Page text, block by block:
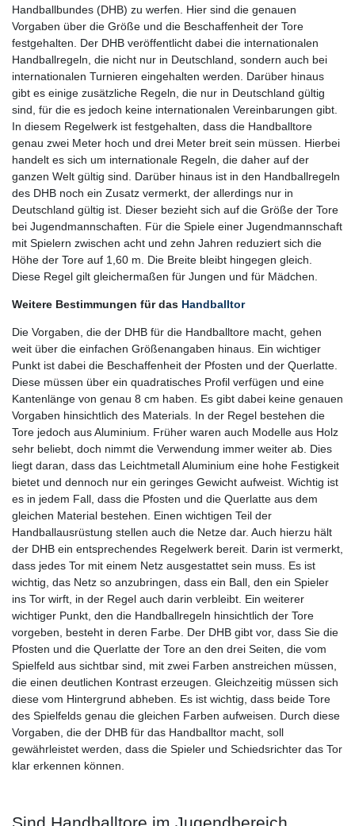
Handballbundes (DHB) zu werfen. Hier sind die genauen
Vorgaben über die Größe und die Beschaffenheit der Tore
festgehalten. Der DHB veröffentlicht dabei die internationalen
Handballregeln, die nicht nur in Deutschland, sondern auch bei
internationalen Turnieren eingehalten werden. Darüber hinaus
gibt es einige zusätzliche Regeln, die nur in Deutschland gültig
sind, für die es jedoch keine internationalen Vereinbarungen gibt.
In diesem Regelwerk ist festgehalten, dass die Handballtore
genau zwei Meter hoch und drei Meter breit sein müssen. Hierbei
handelt es sich um internationale Regeln, die daher auf der
ganzen Welt gültig sind. Darüber hinaus ist in den Handballregeln
des DHB noch ein Zusatz vermerkt, der allerdings nur in
Deutschland gültig ist. Dieser bezieht sich auf die Größe der Tore
bei Jugendmannschaften. Für die Spiele einer Jugendmannschaft
mit Spielern zwischen acht und zehn Jahren reduziert sich die
Höhe der Tore auf 1,60 m. Die Breite bleibt hingegen gleich.
Diese Regel gilt gleichermaßen für Jungen und für Mädchen.
Weitere Bestimmungen für das Handballtor
Die Vorgaben, die der DHB für die Handballtore macht, gehen
weit über die einfachen Größenangaben hinaus. Ein wichtiger
Punkt ist dabei die Beschaffenheit der Pfosten und der Querlatte.
Diese müssen über ein quadratisches Profil verfügen und eine
Kantenlänge von genau 8 cm haben. Es gibt dabei keine genauen
Vorgaben hinsichtlich des Materials. In der Regel bestehen die
Tore jedoch aus Aluminium. Früher waren auch Modelle aus Holz
sehr beliebt, doch nimmt die Verwendung immer weiter ab. Dies
liegt daran, dass das Leichtmetall Aluminium eine hohe Festigkeit
bietet und dennoch nur ein geringes Gewicht aufweist. Wichtig ist
es in jedem Fall, dass die Pfosten und die Querlatte aus dem
gleichen Material bestehen. Einen wichtigen Teil der
Handballausrüstung stellen auch die Netze dar. Auch hierzu hält
der DHB ein entsprechendes Regelwerk bereit. Darin ist vermerkt,
dass jedes Tor mit einem Netz ausgestattet sein muss. Es ist
wichtig, das Netz so anzubringen, dass ein Ball, den ein Spieler
ins Tor wirft, in der Regel auch darin verbleibt. Ein weiterer
wichtiger Punkt, den die Handballregeln hinsichtlich der Tore
vorgeben, besteht in deren Farbe. Der DHB gibt vor, dass Sie die
Pfosten und die Querlatte der Tore an den drei Seiten, die vom
Spielfeld aus sichtbar sind, mit zwei Farben anstreichen müssen,
die einen deutlichen Kontrast erzeugen. Gleichzeitig müssen sich
diese vom Hintergrund abheben. Es ist wichtig, dass beide Tore
des Spielfelds genau die gleichen Farben aufweisen. Durch diese
Vorgaben, die der DHB für das Handballtor macht, soll
gewährleistet werden, dass die Spieler und Schiedsrichter das Tor
klar erkennen können.
Sind Handballtore im Jugendbereich